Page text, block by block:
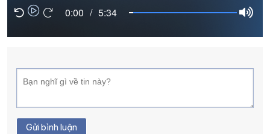
XÂY DỰNG KHÁNH HÒA TRỞ THÀNH THÀNH PHỐ TRỰC THUỘC
ĐẠI HỘI ĐẢNG CÁC CẤP TRANG CHỦ VỀ BÁO KHÁNH HÒA
0:00 / 5:34
Gửi bình luận